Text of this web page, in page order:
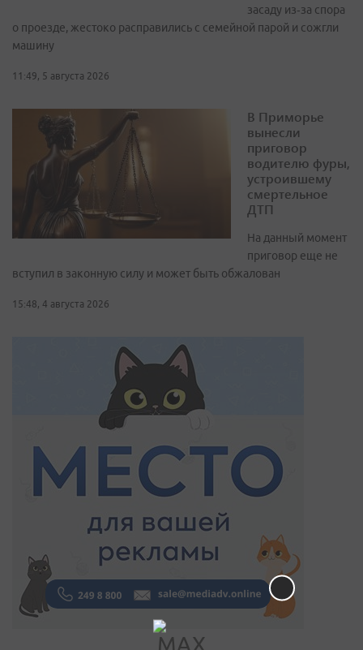
засаду из‑за спора
о проезде, жестоко расправились с семейной парой и сожгли
машину
11:49, 5 августа 2026
В Приморье
вынесли
приговор
водителю фуры,
устроившему
смертельное
ДТП
На данный момент
приговор еще не
вступил в законную силу и может быть обжалован
15:48, 4 августа 2026